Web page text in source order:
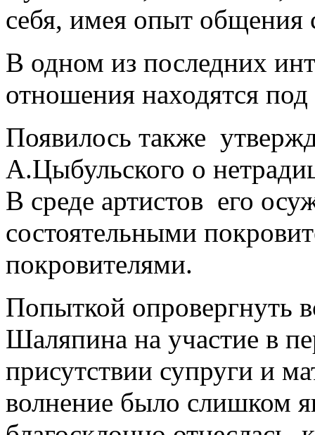
себя, имея опыт общения
В одном из последних
отношения находятся
Появилось также
А.Цыбульского о
В среде артистов его
состоятельными
покровителями.
Попыткой опровергнуть
Шаляпина на участие в
присутствии супруги и
волнение было слишком